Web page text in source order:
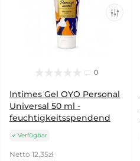
0
Intimes Gel OYO Personal
Universal 50 ml -
feuchtigkeitsspendend
Verfügbar
Netto 12,35zł